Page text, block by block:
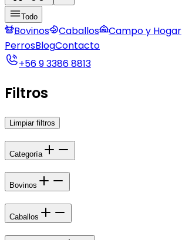
Todo
Bovinos Caballos Campo y Hogar
PerrosBlogContacto
+56 9 3386 8813
Filtros
Limpiar filtros
Categoría
Bovinos
Caballos